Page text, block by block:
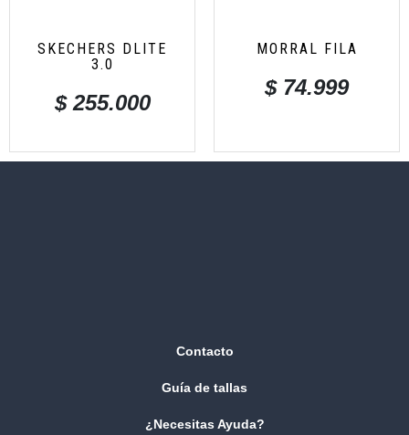
SKECHERS DLITE
3.0
$255.000
MORRAL FILA
$74.999
Contacto
Guía de tallas
¿Necesitas Ayuda?